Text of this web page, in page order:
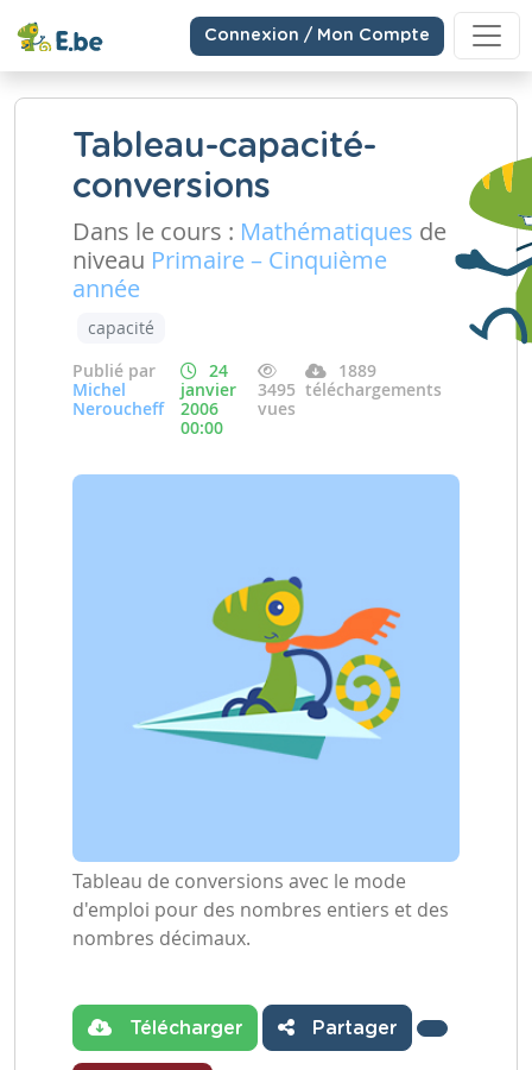
Connexion / Mon Compte
Tableau-capacité-
conversions
Dans le cours : Mathématiques de
niveau Primaire – Cinquième
année
capacité
Publié par
Michel
Neroucheff
24
janvier
2006
00:00
3495
vues
1889
téléchargements
Tableau de conversions avec le mode
d'emploi pour des nombres entiers et des
nombres décimaux.
Télécharger Partager